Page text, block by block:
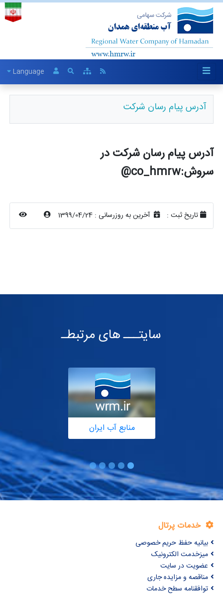
Language
آدرس پیام رسان شرکت
آدرس پیام رسان شرکت در
سروش:co_hmrw@
تاریخ ثبت : آخرین به روزرسانی :1399/04/24
سایتـــ های مرتبطـ
منابع آب ایران
خدمات پرتال
بیانیه حفظ حریم خصوصی
میزخدمت الکترونیک
عضویت در سایت
مناقصه و مزایده جاری
توافقنامه سطح خدمات